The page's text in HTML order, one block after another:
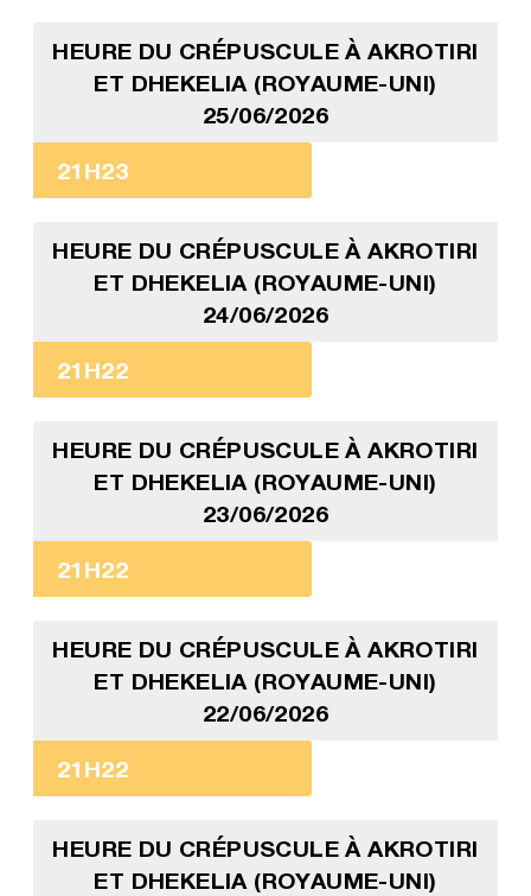
HEURE DU CRÉPUSCULE À AKROTIRI
ET DHEKELIA (ROYAUME-UNI)
25/06/2026
21H23
HEURE DU CRÉPUSCULE À AKROTIRI
ET DHEKELIA (ROYAUME-UNI)
24/06/2026
21H22
HEURE DU CRÉPUSCULE À AKROTIRI
ET DHEKELIA (ROYAUME-UNI)
23/06/2026
21H22
HEURE DU CRÉPUSCULE À AKROTIRI
ET DHEKELIA (ROYAUME-UNI)
22/06/2026
21H22
HEURE DU CRÉPUSCULE À AKROTIRI
ET DHEKELIA (ROYAUME-UNI)